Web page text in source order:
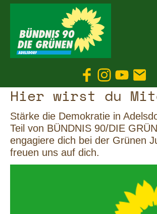
Hier wirst du
Stärke die Demokratie in
Teil von BÜNDNIS 90/DIE
engagiere dich bei der Grünen
freuen uns auf dich.